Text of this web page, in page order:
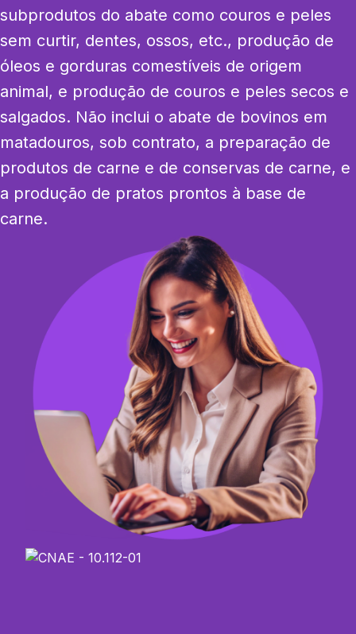
subprodutos do abate como couros e peles
sem curtir, dentes, ossos, etc., produção de
óleos e gorduras comestíveis de origem
animal, e produção de couros e peles secos e
salgados. Não inclui o abate de bovinos em
matadouros, sob contrato, a preparação de
produtos de carne e de conservas de carne, e
a produção de pratos prontos à base de
carne.